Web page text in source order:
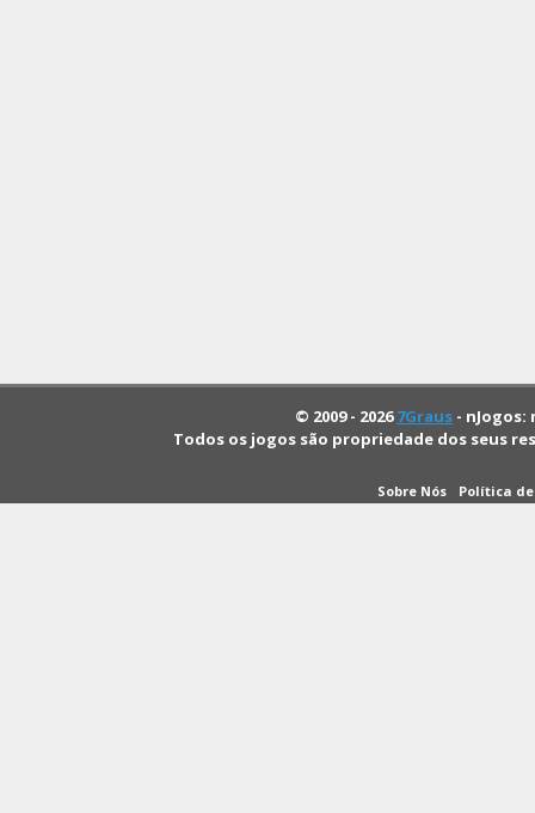
© 2009 - 20267Graus -
Todos os jogos são propriedade dos seus
Sobre Nós Política